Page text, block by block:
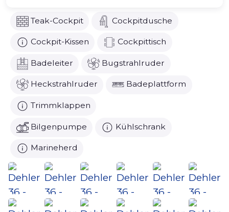
Teak-Cockpit Cockpitdusche
Cockpit-Kissen Cockpittisch
Badeleiter Bugstrahlruder
Heckstrahlruder Badeplattform
Trimmklappen
Bilgenpumpe Kühlschrank
Marineherd